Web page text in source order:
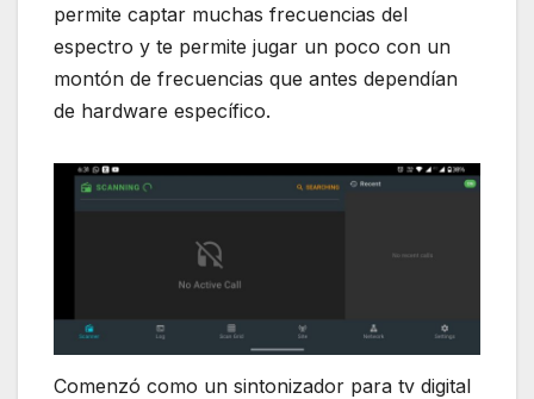
permite captar muchas frecuencias del
espectro y te permite jugar un poco con un
montón de frecuencias que antes dependían
de hardware específico.
Comenzó como un sintonizador para tv digital